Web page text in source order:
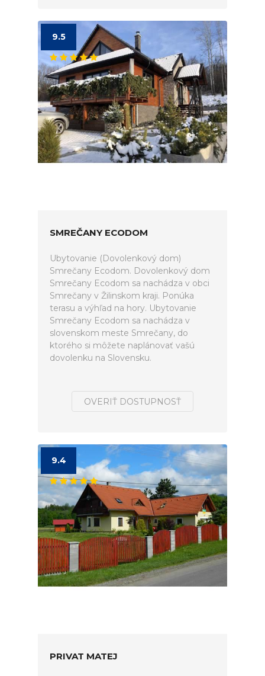
9.5
SMREČANY ECODOM
Ubytovanie (Dovolenkový dom)
Smrečany Ecodom. Dovolenkový dom
Smrečany Ecodom sa nachádza v obci
Smrečany v Žilinskom kraji. Ponúka
terasu a výhľad na hory. Ubytovanie
Smrečany Ecodom sa nachádza v
slovenskom meste Smrečany, do
ktorého si môžete naplánovať vašú
dovolenku na Slovensku.
OVERIŤ DOSTUPNOSŤ
9.4
PRIVAT MATEJ